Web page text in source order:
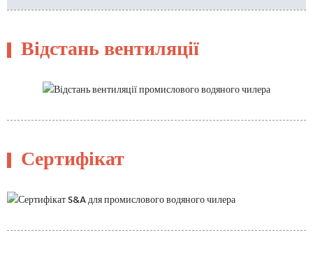
Відстань вентиляції
Сертифікат